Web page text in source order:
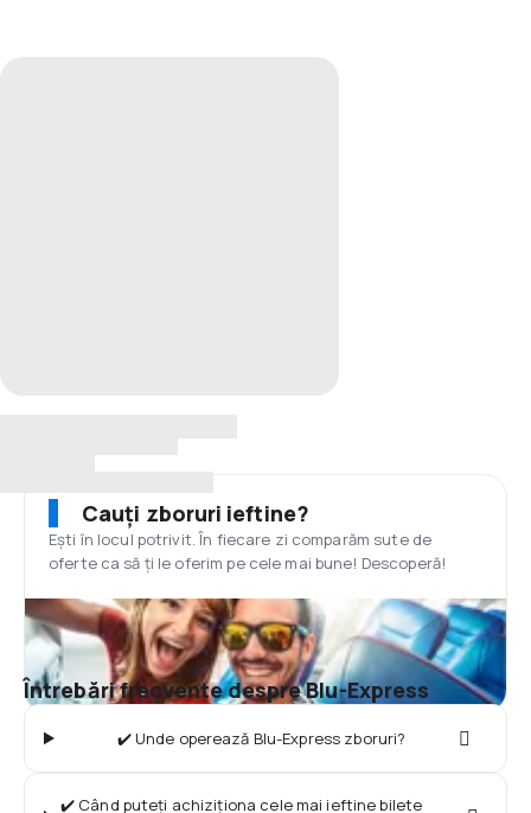
Cauți zboruri ieftine?
Ești în locul potrivit. În fiecare zi comparăm sute de
oferte ca să ți le oferim pe cele mai bune! Descoperă!
Întrebări frecvente despre Blu-Express
✔️ Unde operează Blu-Express zboruri?
✔️ Când puteți achiziționa cele mai ieftine bilete